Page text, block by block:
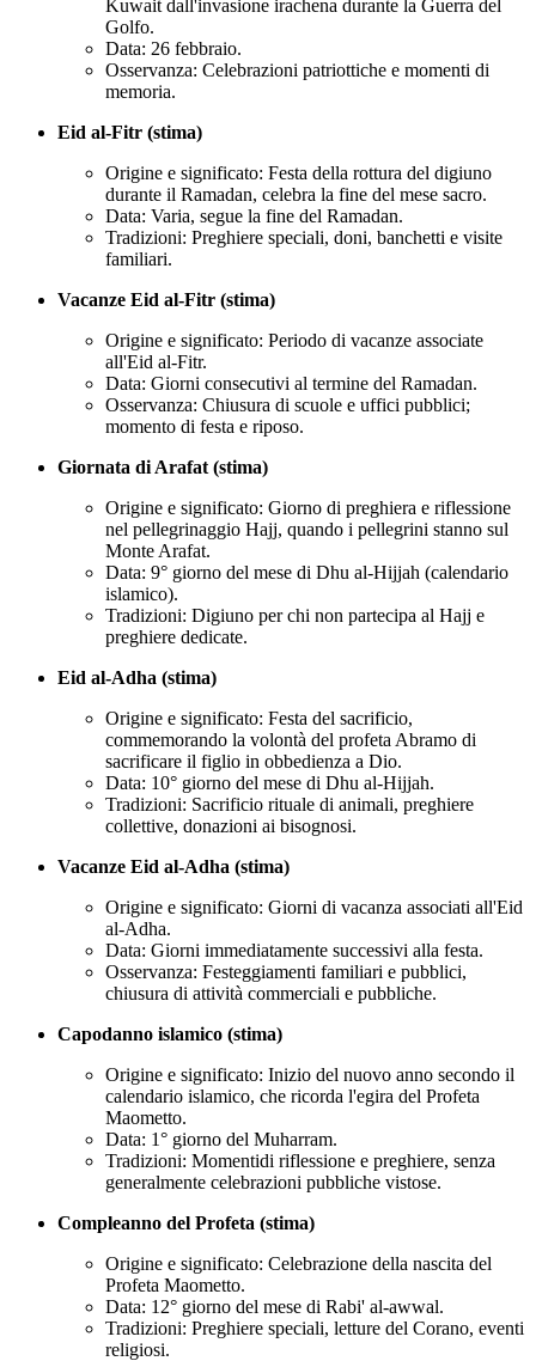
Kuwait dall'invasione irachena durante la Guerra del
Golfo.
Data: 26 febbraio.
Osservanza: Celebrazioni patriottiche e momenti di
memoria.
Eid al-Fitr (stima)
Origine e significato: Festa della rottura del digiuno
durante il Ramadan, celebra la fine del mese sacro.
Data: Varia, segue la fine del Ramadan.
Tradizioni: Preghiere speciali, doni, banchetti e visite
familiari.
Vacanze Eid al-Fitr (stima)
Origine e significato: Periodo di vacanze associate
all'Eid al-Fitr.
Data: Giorni consecutivi al termine del Ramadan.
Osservanza: Chiusura di scuole e uffici pubblici;
momento di festa e riposo.
Giornata di Arafat (stima)
Origine e significato: Giorno di preghiera e riflessione
nel pellegrinaggio Hajj, quando i pellegrini stanno sul
Monte Arafat.
Data: 9° giorno del mese di Dhu al-Hijjah (calendario
islamico).
Tradizioni: Digiuno per chi non partecipa al Hajj e
preghiere dedicate.
Eid al-Adha (stima)
Origine e significato: Festa del sacrificio,
commemorando la volontà del profeta Abramo di
sacrificare il figlio in obbedienza a Dio.
Data: 10° giorno del mese di Dhu al-Hijjah.
Tradizioni: Sacrificio rituale di animali, preghiere
collettive, donazioni ai bisognosi.
Vacanze Eid al-Adha (stima)
Origine e significato: Giorni di vacanza associati all'Eid
al-Adha.
Data: Giorni immediatamente successivi alla festa.
Osservanza: Festeggiamenti familiari e pubblici,
chiusura di attività commerciali e pubbliche.
Capodanno islamico (stima)
Origine e significato: Inizio del nuovo anno secondo il
calendario islamico, che ricorda l'egira del Profeta
Maometto.
Data: 1° giorno del Muharram.
Tradizioni: Momentidi riflessione e preghiere, senza
generalmente celebrazioni pubbliche vistose.
Compleanno del Profeta (stima)
Origine e significato: Celebrazione della nascita del
Profeta Maometto.
Data: 12° giorno del mese di Rabi' al-awwal.
Tradizioni: Preghiere speciali, letture del Corano, eventi
religiosi.